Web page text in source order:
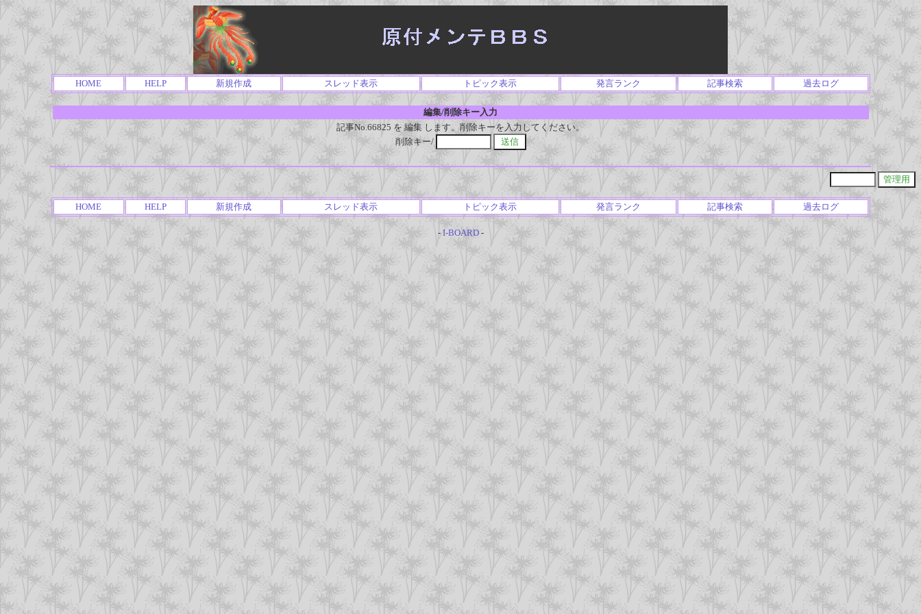
HOME HELP 新規作成 スレッド表示 トピック表示 発言ランク 記事検索 過去ログ
編集/削除キー入力
記事No.66825 を 編集 します。削除キーを入力してください。
削除キー/
HOME HELP 新規作成 スレッド表示 トピック表示 発言ランク 記事検索 過去ログ
- I-BOARD-